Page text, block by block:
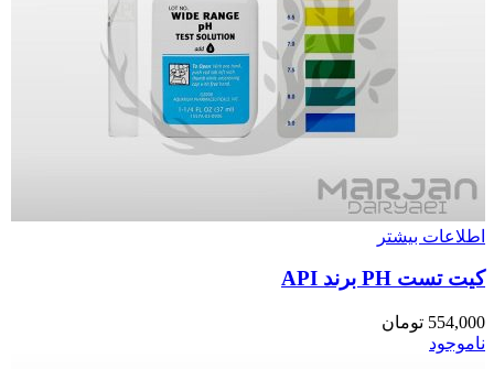
اطلاعات بیشتر
کیت تست PH برند API
554,000 تومان
ناموجود